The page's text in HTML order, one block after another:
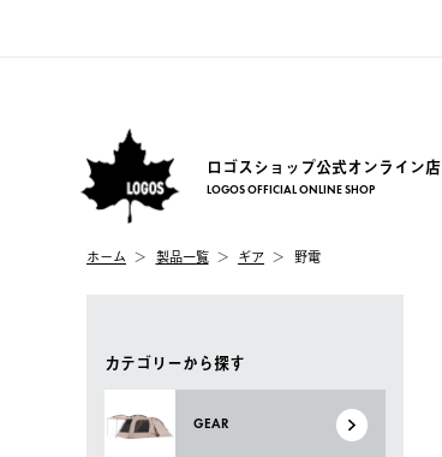
ロゴスショップ公式オンライン店
LOGOS OFFICIAL ONLINE SHOP
ホーム 製品一覧 ギア 野電
カテゴリーから探す
GEAR